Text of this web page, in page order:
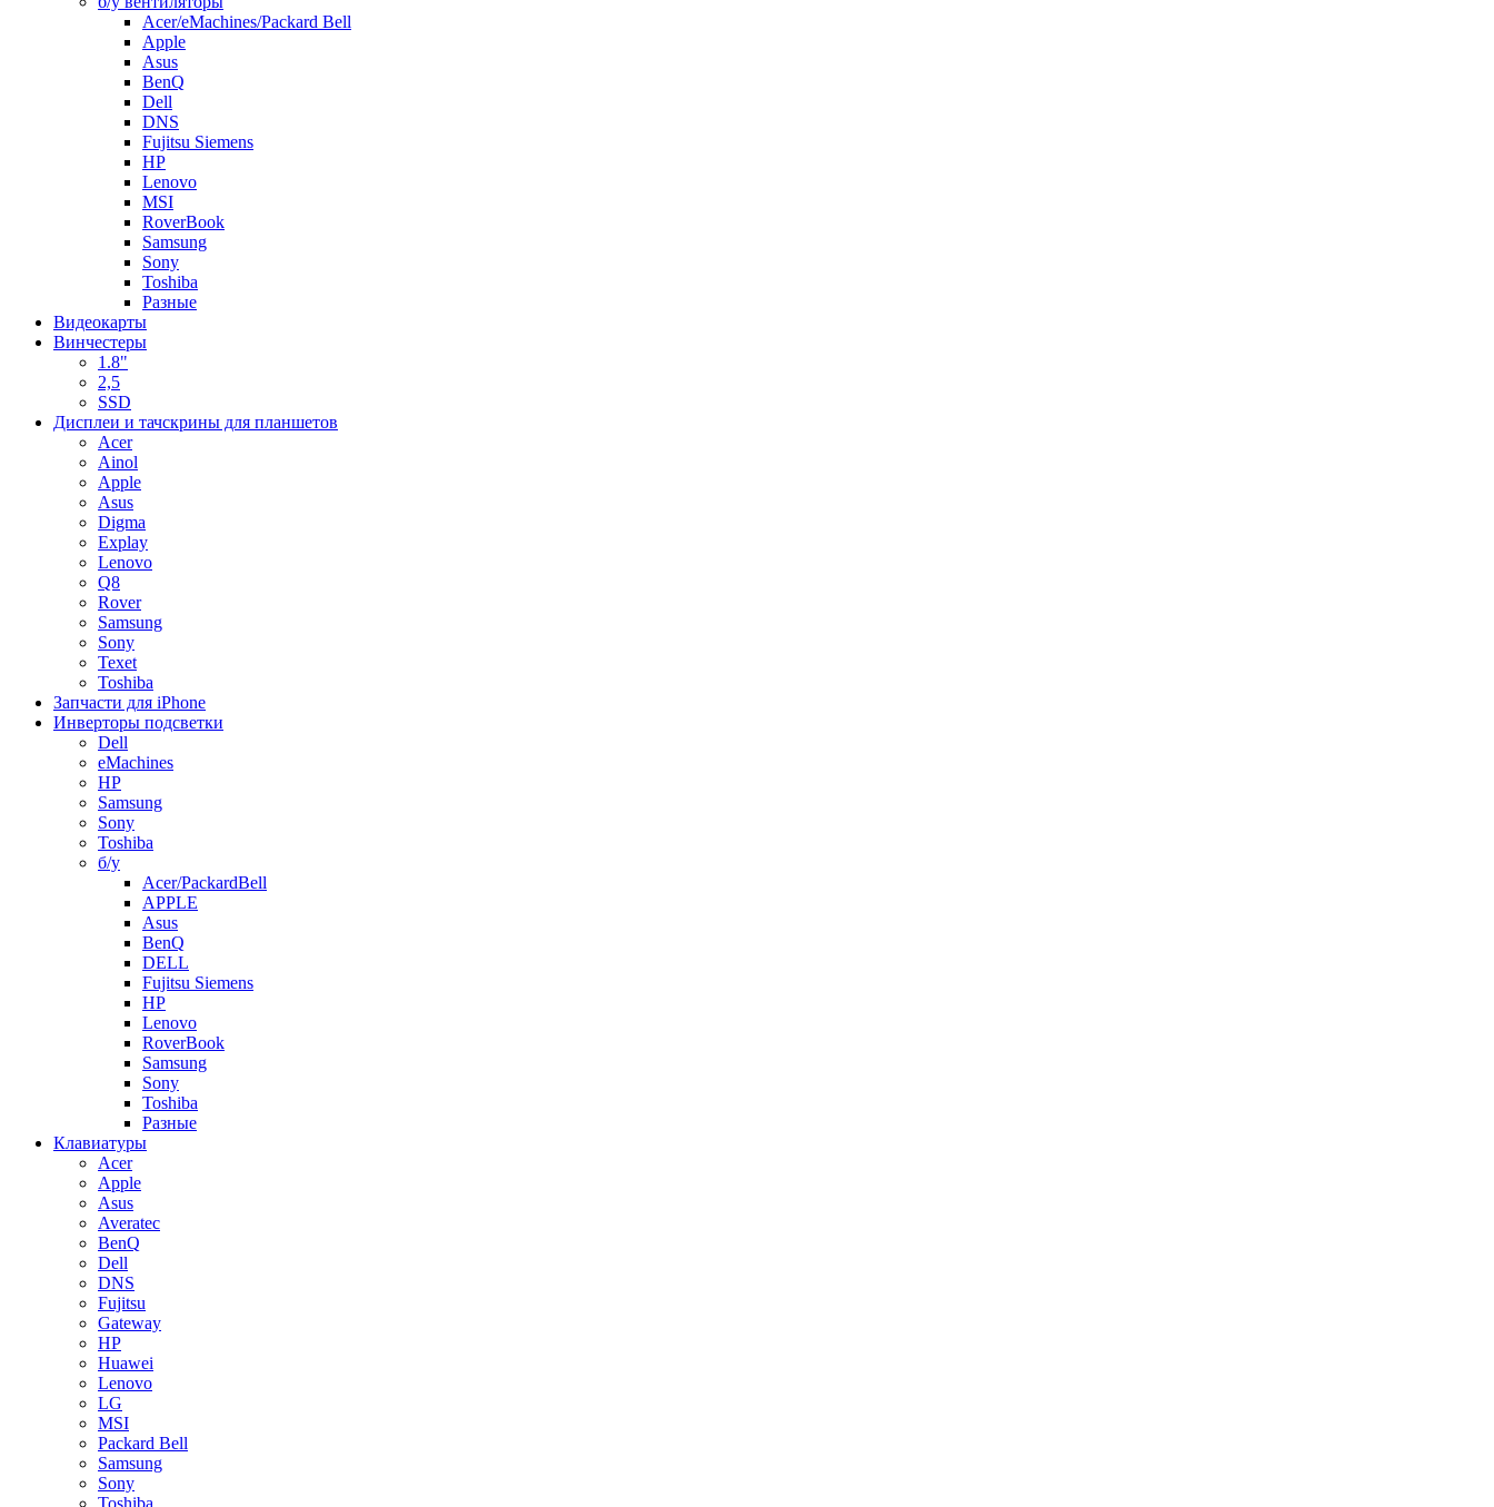
Acer/eMachines/Packard Bell
Apple
Asus
BenQ
Dell
DNS
Fujitsu Siemens
HP
Lenovo
MSI
RoverBook
Samsung
Sony
Toshiba
Разные
Видеокарты
Винчестеры
1.8"
2,5
SSD
Дисплеи и тачскрины для планшетов
Acer
Ainol
Apple
Asus
Digma
Explay
Lenovo
Q8
Rover
Samsung
Sony
Texet
Toshiba
Запчасти для iPhone
Инверторы подсветки
Dell
eMachines
HP
Samsung
Sony
Toshiba
б/у
Acer/PackardBell
APPLE
Asus
BenQ
DELL
Fujitsu Siemens
HP
Lenovo
RoverBook
Samsung
Sony
Toshiba
Разные
Клавиатуры
Acer
Apple
Asus
Averatec
BenQ
Dell
DNS
Fujitsu
Gateway
HP
Huawei
Lenovo
LG
MSI
Packard Bell
Samsung
Sony
Toshiba